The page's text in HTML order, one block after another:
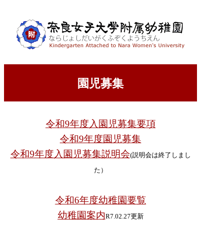
園児募集
令和9年度入園児募集要項
令和9年度園児募集
令和9年度入園児募集説明会(説明会は終了しまし
た）
令和6年度幼稚園要覧
幼稚園案内R7.02.27更新